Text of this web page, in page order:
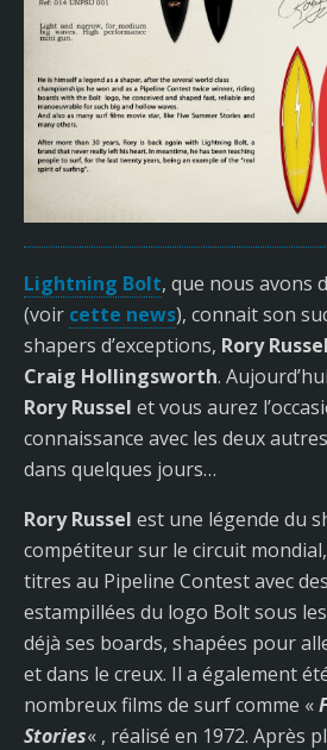
Lightning Bolt, que nous avons
(voir cette news), connait son
shapers d’exceptions, Rory
Craig Hollingsworth.
Rory Russel et vous aurez
connaissance avec les deux
dans quelques jours…
Rory Russel est une légende du
compétiteur sur le circuit
titres au Pipeline Contest avec
estampillées du logo Bolt sous
déjà ses boards, shapées pour
et dans le creux. Il a également
nombreux films de surf comme «
Stories« , réalisé en 1972. Après